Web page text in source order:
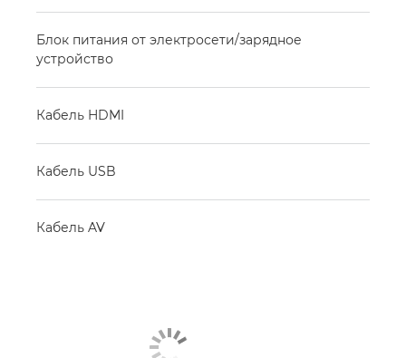
Блок питания от электросети/зарядное
устройство
Кабель HDMI
Кабель USB
Кабель AV